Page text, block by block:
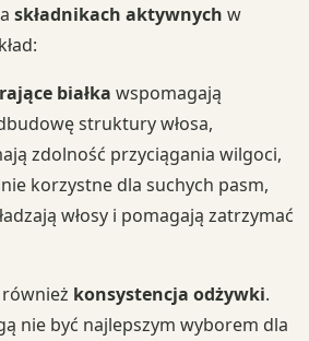
składnikach aktywnych w
białka wspomagają
struktury włosa,
zdolność przyciągania wilgoci,
korzystne dla suchych pasm,
włosy i pomagają zatrzymać
konsystencja odżywki.
nie być najlepszym wyborem dla